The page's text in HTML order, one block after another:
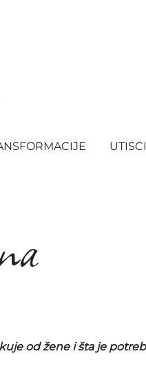
UTISCI
od žene i šta je